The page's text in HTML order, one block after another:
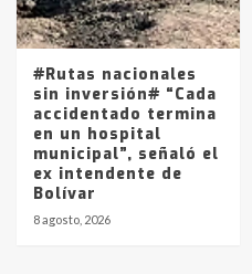
5
La Pampa,
entre 857 a
#Rutas nacionales
sin inversión# “Cada
accidentado termina
en un hospital
municipal”, señaló el
ex intendente de
Bolívar
8 agosto, 2026